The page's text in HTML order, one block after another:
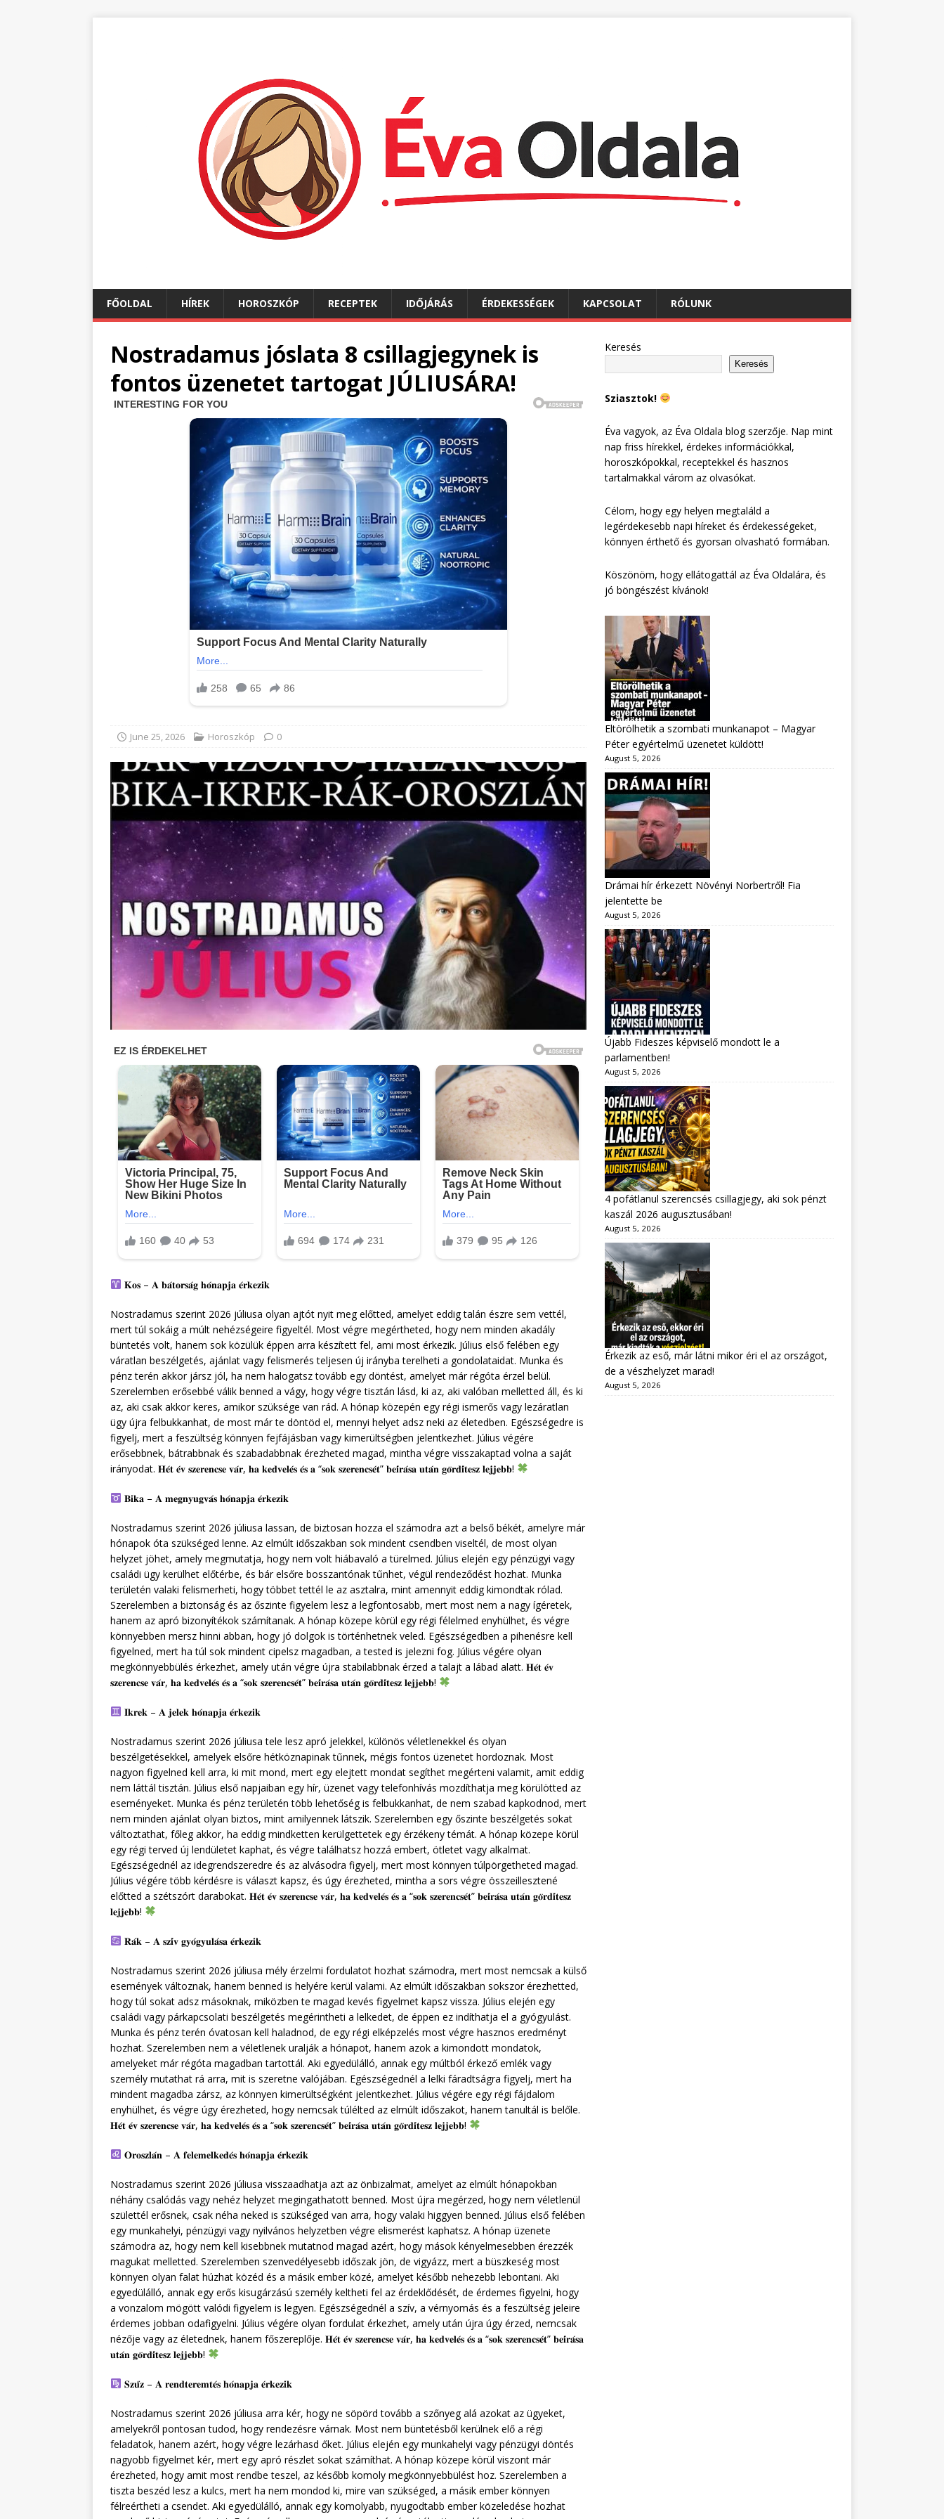
FŐOLDAL HÍREK HOROSZKÓP RECEPTEK IDŐJÁRÁS ÉRDEKESSÉGEK KAPCSOLAT RÓLUNK
Nostradamus jóslata 8 csillagjegynek is
fontos üzenetet tartogat JÚLIUSÁRA!
June 25, 2026 Horoszkóp 0
𝐊𝐨𝐬 – 𝐀 𝐛𝐚́𝐭𝐨𝐫𝐬𝐚́𝐠 𝐡𝐨́𝐧𝐚𝐩𝐣𝐚 𝐞́𝐫𝐤𝐞𝐳𝐢𝐤
Nostradamus szerint 2026 júliusa olyan ajtót nyit meg előtted, amelyet eddig talán észre sem vettél,
mert túl sokáig a múlt nehézségeire figyeltél. Most végre megértheted, hogy nem minden akadály
büntetés volt, hanem sok közülük éppen arra készített fel, ami most érkezik. Július első felében egy
váratlan beszélgetés, ajánlat vagy felismerés teljesen új irányba terelheti a gondolataidat. Munka és
pénz terén akkor jársz jól, ha nem halogatsz tovább egy döntést, amelyet már régóta érzel belül.
Szerelemben erősebbé válik benned a vágy, hogy végre tisztán lásd, ki az, aki valóban melletted áll, és ki
az, aki csak akkor keres, amikor szüksége van rád. A hónap közepén egy régi ismerős vagy lezáratlan
ügy újra felbukkanhat, de most már te döntöd el, mennyi helyet adsz neki az életedben. Egészségedre is
figyelj, mert a feszültség könnyen fejfájásban vagy kimerültségben jelentkezhet. Július végére
erősebbnek, bátrabbnak és szabadabbnak érezheted magad, mintha végre visszakaptad volna a saját
irányodat. 𝐇𝐞́𝐭 𝐞́𝐯 𝐬𝐳𝐞𝐫𝐞𝐧𝐜𝐬𝐞 𝐯𝐚́𝐫, 𝐡𝐚 𝐤𝐞𝐝𝐯𝐞𝐥𝐞́𝐬 𝐞́𝐬 𝐚 “𝐬𝐨𝐤 𝐬𝐳𝐞𝐫𝐞𝐧𝐜𝐬𝐞́𝐭” 𝐛𝐞𝐢́𝐫𝐚́𝐬𝐚 𝐮𝐭𝐚́𝐧 𝐠𝐨̈𝐫𝐝𝐢́𝐭𝐞𝐬𝐳 𝐥𝐞𝐣𝐣𝐞𝐛𝐛!
𝐁𝐢𝐤𝐚 – 𝐀 𝐦𝐞𝐠𝐧𝐲𝐮𝐠𝐯𝐚́𝐬 𝐡𝐨́𝐧𝐚𝐩𝐣𝐚 𝐞́𝐫𝐤𝐞𝐳𝐢𝐤
Nostradamus szerint 2026 júliusa lassan, de biztosan hozza el számodra azt a belső békét, amelyre már
hónapok óta szükséged lenne. Az elmúlt időszakban sok mindent csendben viseltél, de most olyan
helyzet jöhet, amely megmutatja, hogy nem volt hiábavaló a türelmed. Július elején egy pénzügyi vagy
családi ügy kerülhet előtérbe, és bár elsőre bosszantónak tűnhet, végül rendeződést hozhat. Munka
területén valaki felismerheti, hogy többet tettél le az asztalra, mint amennyit eddig kimondtak rólad.
Szerelemben a biztonság és az őszinte figyelem lesz a legfontosabb, mert most nem a nagy ígéretek,
hanem az apró bizonyítékok számítanak. A hónap közepe körül egy régi félelmed enyhülhet, és végre
könnyebben mersz hinni abban, hogy jó dolgok is történhetnek veled. Egészségedben a pihenésre kell
figyelned, mert ha túl sok mindent cipelsz magadban, a tested is jelezni fog. Július végére olyan
megkönnyebbülés érkezhet, amely után végre újra stabilabbnak érzed a talajt a lábad alatt. 𝐇𝐞́𝐭 𝐞́𝐯
𝐬𝐳𝐞𝐫𝐞𝐧𝐜𝐬𝐞 𝐯𝐚́𝐫, 𝐡𝐚 𝐤𝐞𝐝𝐯𝐞𝐥𝐞́𝐬 𝐞́𝐬 𝐚 “𝐬𝐨𝐤 𝐬𝐳𝐞𝐫𝐞𝐧𝐜𝐬𝐞́𝐭” 𝐛𝐞𝐢́𝐫𝐚́𝐬𝐚 𝐮𝐭𝐚́𝐧 𝐠𝐨̈𝐫𝐝𝐢́𝐭𝐞𝐬𝐳 𝐥𝐞𝐣𝐣𝐞𝐛𝐛!
𝐈𝐤𝐫𝐞𝐤 – 𝐀 𝐣𝐞𝐥𝐞𝐤 𝐡𝐨́𝐧𝐚𝐩𝐣𝐚 𝐞́𝐫𝐤𝐞𝐳𝐢𝐤
Nostradamus szerint 2026 júliusa tele lesz apró jelekkel, különös véletlenekkel és olyan
beszélgetésekkel, amelyek elsőre hétköznapinak tűnnek, mégis fontos üzenetet hordoznak. Most
nagyon figyelned kell arra, ki mit mond, mert egy elejtett mondat segíthet megérteni valamit, amit eddig
nem láttál tisztán. Július első napjaiban egy hír, üzenet vagy telefonhívás mozdíthatja meg körülötted az
eseményeket. Munka és pénz területén több lehetőség is felbukkanhat, de nem szabad kapkodnod, mert
nem minden ajánlat olyan biztos, mint amilyennek látszik. Szerelemben egy őszinte beszélgetés sokat
változtathat, főleg akkor, ha eddig mindketten kerülgettetek egy érzékeny témát. A hónap közepe körül
egy régi terved új lendületet kaphat, és végre találhatsz hozzá embert, ötletet vagy alkalmat.
Egészségednél az idegrendszeredre és az alvásodra figyelj, mert most könnyen túlpörgetheted magad.
Július végére több kérdésre is választ kapsz, és úgy érezheted, mintha a sors végre összeillesztené
előtted a szétszórt darabokat. 𝐇𝐞́𝐭 𝐞́𝐯 𝐬𝐳𝐞𝐫𝐞𝐧𝐜𝐬𝐞 𝐯𝐚́𝐫, 𝐡𝐚 𝐤𝐞𝐝𝐯𝐞𝐥𝐞́𝐬 𝐞́𝐬 𝐚 “𝐬𝐨𝐤 𝐬𝐳𝐞𝐫𝐞𝐧𝐜𝐬𝐞́𝐭” 𝐛𝐞𝐢́𝐫𝐚́𝐬𝐚 𝐮𝐭𝐚́𝐧 𝐠𝐨̈𝐫𝐝𝐢́𝐭𝐞𝐬𝐳
𝐥𝐞𝐣𝐣𝐞𝐛𝐛!
𝐑𝐚́𝐤 – 𝐀 𝐬𝐳𝐢́𝐯 𝐠𝐲𝐨́𝐠𝐲𝐮𝐥𝐚́𝐬𝐚 𝐞́𝐫𝐤𝐞𝐳𝐢𝐤
Nostradamus szerint 2026 júliusa mély érzelmi fordulatot hozhat számodra, mert most nemcsak a külső
események változnak, hanem benned is helyére kerül valami. Az elmúlt időszakban sokszor érezhetted,
hogy túl sokat adsz másoknak, miközben te magad kevés figyelmet kapsz vissza. Július elején egy
családi vagy párkapcsolati beszélgetés megérintheti a lelkedet, de éppen ez indíthatja el a gyógyulást.
Munka és pénz terén óvatosan kell haladnod, de egy régi elképzelés most végre hasznos eredményt
hozhat. Szerelemben nem a véletlenek uralják a hónapot, hanem azok a kimondott mondatok,
amelyeket már régóta magadban tartottál. Aki egyedülálló, annak egy múltból érkező emlék vagy
személy mutathat rá arra, mit is szeretne valójában. Egészségednél a lelki fáradtságra figyelj, mert ha
mindent magadba zársz, az könnyen kimerültségként jelentkezhet. Július végére egy régi fájdalom
enyhülhet, és végre úgy érezheted, hogy nemcsak túlélted az elmúlt időszakot, hanem tanultál is belőle.
𝐇𝐞́𝐭 𝐞́𝐯 𝐬𝐳𝐞𝐫𝐞𝐧𝐜𝐬𝐞 𝐯𝐚́𝐫, 𝐡𝐚 𝐤𝐞𝐝𝐯𝐞𝐥𝐞́𝐬 𝐞́𝐬 𝐚 “𝐬𝐨𝐤 𝐬𝐳𝐞𝐫𝐞𝐧𝐜𝐬𝐞́𝐭” 𝐛𝐞𝐢́𝐫𝐚́𝐬𝐚 𝐮𝐭𝐚́𝐧 𝐠𝐨̈𝐫𝐝𝐢́𝐭𝐞𝐬𝐳 𝐥𝐞𝐣𝐣𝐞𝐛𝐛!
𝐎𝐫𝐨𝐬𝐳𝐥𝐚́𝐧 – 𝐀 𝐟𝐞𝐥𝐞𝐦𝐞𝐥𝐤𝐞𝐝𝐞́𝐬 𝐡𝐨́𝐧𝐚𝐩𝐣𝐚 𝐞́𝐫𝐤𝐞𝐳𝐢𝐤
Nostradamus szerint 2026 júliusa visszaadhatja azt az önbizalmat, amelyet az elmúlt hónapokban
néhány csalódás vagy nehéz helyzet megingathatott benned. Most újra megérzed, hogy nem véletlenül
születtél erősnek, csak néha neked is szükséged van arra, hogy valaki higgyen benned. Július első felében
egy munkahelyi, pénzügyi vagy nyilvános helyzetben végre elismerést kaphatsz. A hónap üzenete
számodra az, hogy nem kell kisebbnek mutatnod magad azért, hogy mások kényelmesebben érezzék
magukat melletted. Szerelemben szenvedélyesebb időszak jön, de vigyázz, mert a büszkeség most
könnyen olyan falat húzhat közéd és a másik ember közé, amelyet később nehezebb lebontani. Aki
egyedülálló, annak egy erős kisugárzású személy keltheti fel az érdeklődését, de érdemes figyelni, hogy
a vonzalom mögött valódi figyelem is legyen. Egészségednél a szív, a vérnyomás és a feszültség jeleire
érdemes jobban odafigyelni. Július végére olyan fordulat érkezhet, amely után újra úgy érzed, nemcsak
nézője vagy az életednek, hanem főszereplője. 𝐇𝐞́𝐭 𝐞́𝐯 𝐬𝐳𝐞𝐫𝐞𝐧𝐜𝐬𝐞 𝐯𝐚́𝐫, 𝐡𝐚 𝐤𝐞𝐝𝐯𝐞𝐥𝐞́𝐬 𝐞́𝐬 𝐚 “𝐬𝐨𝐤 𝐬𝐳𝐞𝐫𝐞𝐧𝐜𝐬𝐞́𝐭” 𝐛𝐞𝐢́𝐫𝐚́𝐬𝐚
𝐮𝐭𝐚́𝐧 𝐠𝐨̈𝐫𝐝𝐢́𝐭𝐞𝐬𝐳 𝐥𝐞𝐣𝐣𝐞𝐛𝐛!
𝐒𝐳𝐮̋𝐳 – 𝐀 𝐫𝐞𝐧𝐝𝐭𝐞𝐫𝐞𝐦𝐭𝐞́𝐬 𝐡𝐨́𝐧𝐚𝐩𝐣𝐚 𝐞́𝐫𝐤𝐞𝐳𝐢𝐤
Nostradamus szerint 2026 júliusa arra kér, hogy ne söpörd tovább a szőnyeg alá azokat az ügyeket,
amelyekről pontosan tudod, hogy rendezésre várnak. Most nem büntetésből kerülnek elő a régi
feladatok, hanem azért, hogy végre lezárhasd őket. Július elején egy munkahelyi vagy pénzügyi döntés
nagyobb figyelmet kér, mert egy apró részlet sokat számíthat. A hónap közepe körül viszont már
érezheted, hogy amit most rendbe teszel, az később komoly megkönnyebbülést hoz. Szerelemben a
tiszta beszéd lesz a kulcs, mert ha nem mondod ki, mire van szükséged, a másik ember könnyen
félreértheti a csendet. Aki egyedülálló, annak egy komolyabb, nyugodtabb ember közeledése hozhat
Keresés
Keresés
Sziasztok!
Éva vagyok, az Éva Oldala blog szerzője. Nap mint
nap friss hírekkel, érdekes információkkal,
horoszkópokkal, receptekkel és hasznos
tartalmakkal várom az olvasókat.
Célom, hogy egy helyen megtaláld a
legérdekesebb napi híreket és érdekességeket,
könnyen érthető és gyorsan olvasható formában.
Köszönöm, hogy ellátogattál az Éva Oldalára, és
jó böngészést kívánok!
Eltörölhetik a szombati munkanapot – Magyar
Péter egyértelmű üzenetet küldött!
August 5, 2026
Drámai hír érkezett Növényi Norbertről! Fia
jelentette be
August 5, 2026
Újabb Fideszes képviselő mondott le a
parlamentben!
August 5, 2026
4 pofátlanul szerencsés csillagjegy, aki sok pénzt
kaszál 2026 augusztusában!
August 5, 2026
Érkezik az eső, már látni mikor éri el az országot,
de a vészhelyzet marad!
August 5, 2026